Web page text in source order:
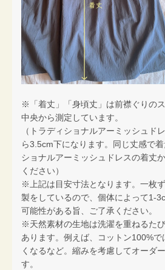
※「着丈」「身頃丈」は前襟ぐりの
中央から測定しています。
（トラディショナルアーミッシュド
ら3.5cm下になります。同じ丈感で
ショナルアーミッシュドレスの着丈
ください）
※上記は目安寸法となります。一枚
製をしているので、個体によって1-
可能性がある旨、ご了承ください。
※天然素材の生地は洗濯を重ねるた
あります。例えば、コットン100%
くなるなど。縮みを考慮してオーダ
す。